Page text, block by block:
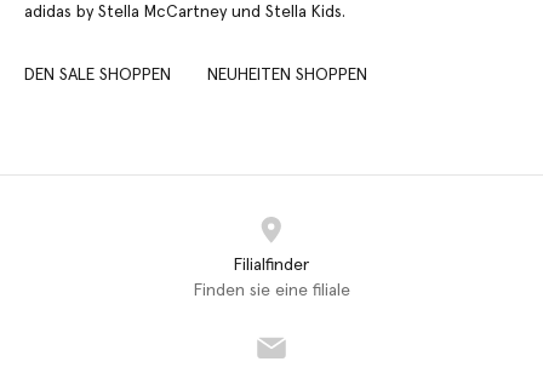
adidas by Stella McCartney und Stella Kids.
DEN SALE SHOPPEN NEUHEITEN SHOPPEN
Filialfinder
Finden sie eine filiale